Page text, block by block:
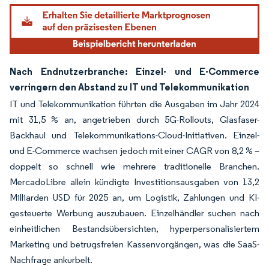
Bild © Mordor Intelligence. Wiederverwendung erfordert Namensnennung gemäß
Nach Endnutzerbranche: Einzel- und E-Commerce
verringern den Abstand zu IT und Telekommunikation
IT und Telekommunikation führten die Ausgaben im Jahr 2024
mit 31,5 % an, angetrieben durch 5G-Rollouts, Glasfaser-
Backhaul und Telekommunikations-Cloud-Initiativen. Einzel-
und E-Commerce wachsen jedoch mit einer CAGR von 8,2 % –
doppelt so schnell wie mehrere traditionelle Branchen.
MercadoLibre allein kündigte Investitionsausgaben von 13,2
Milliarden USD für 2025 an, um Logistik, Zahlungen und KI-
gesteuerte Werbung auszubauen. Einzelhändler suchen nach
einheitlichen Bestandsübersichten, hyperpersonalisiertem
Marketing und betrugsfreien Kassenvorgängen, was die SaaS-
Nachfrage ankurbelt.